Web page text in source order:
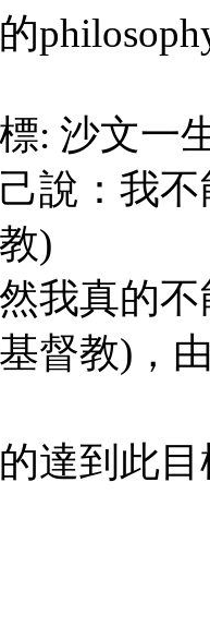
: 沙文一
說：我
)
我真的
督教)，
達到此